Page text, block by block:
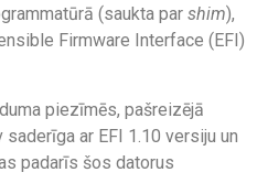
(saukta par shim),
Firmware Interface (EFI)
piezīmēs, pašreizējā
ar EFI 1.10 versiju un
padarīs šos datorus